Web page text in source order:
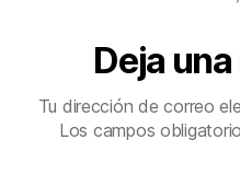
Deja
Tu dirección de correo
Los campos